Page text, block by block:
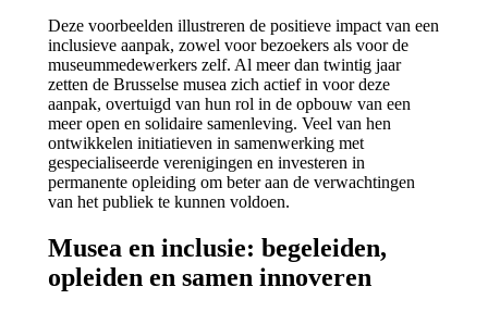
Deze voorbeelden illustreren de positieve impact van een
inclusieve aanpak, zowel voor bezoekers als voor de
museummedewerkers zelf. Al meer dan twintig jaar
zetten de Brusselse musea zich actief in voor deze
aanpak, overtuigd van hun rol in de opbouw van een
meer open en solidaire samenleving. Veel van hen
ontwikkelen initiatieven in samenwerking met
gespecialiseerde verenigingen en investeren in
permanente opleiding om beter aan de verwachtingen
van het publiek te kunnen voldoen.
Musea en inclusie: begeleiden,
opleiden en samen innoveren